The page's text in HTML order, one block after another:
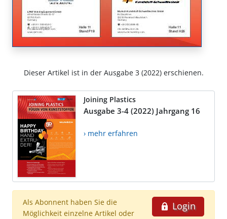
Dieser Artikel ist in der Ausgabe 3 (2022) erschienen.
Joining Plastics
Ausgabe 3-4 (2022) Jahrgang 16
› mehr erfahren
Login
Als Abonnent haben Sie die
Möglichkeit einzelne Artikel oder